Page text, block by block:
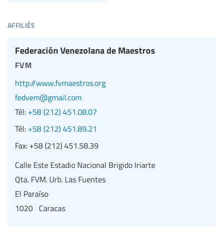
affiliés
Federación Venezolana de Maestros
fvm
http://www.fvmaestros.org
fedvem@gmail.com
Tél: +58 (212) 451.08.07
Tél: +58 (212) 451.89.21
Fax: +58 (212) 451.58.39
Calle Este Estadio Nacional Brigido Iriarte
Qta. FVM. Urb. Las Fuentes
El Paraíso
1020 Caracas